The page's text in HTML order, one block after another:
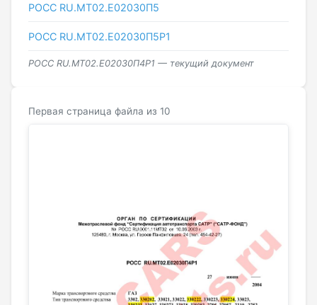
РОСС RU.МТ02.E02030П5
РОСС RU.МТ02.E02030П5Р1
РОСС RU.МТ02.E02030П4Р1 — текущий документ
Первая страница файла из 10